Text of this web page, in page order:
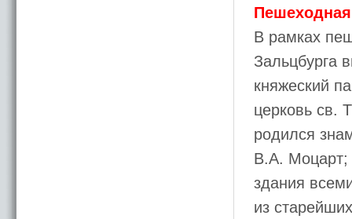
Пешеходная
В рамках
Зальцбурга
княжеский
церковь св.
родился
В.А. Моцарт;
здания
из